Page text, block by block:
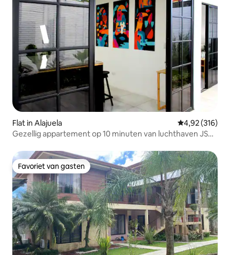
Flat in Alajuela Gemiddelde
4,92 (316)
Gezellig appartement op 10 minuten van luchthaven JSM
Favoriet van gasten
Favoriet van gasten